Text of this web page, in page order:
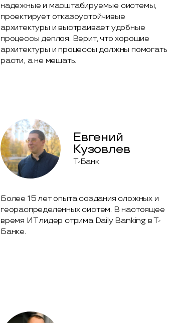
надежные и масштабируемые системы,
проектирует отказоустойчивые
архитектуры и выстраивает удобные
процессы деплоя. Верит, что хорошие
архитектуры и процессы должны помогать
расти, а не мешать.
Евгений
Кузовлев
Т-Банк
Более 15 лет опыта создания сложных и
геораспределенных систем. В настоящее
время ИТ лидер стрима Daily Banking в Т-
Банке.